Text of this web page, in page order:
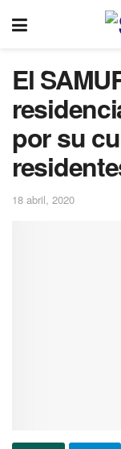
El
por su
18 abril, 2020